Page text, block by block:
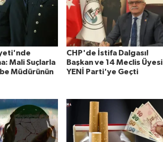
Mali Suçlarla
Müdürünün
CHP'de İstifa Dalgası!
Başkan ve 14 Meclis Üyesi
YENİ Parti'ye Geçti